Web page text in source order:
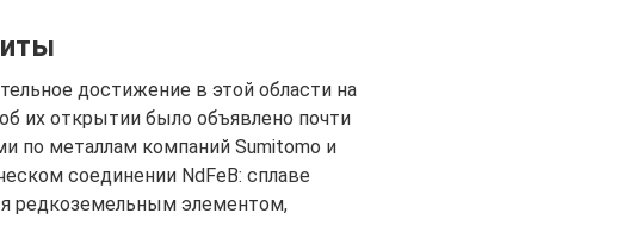
достижение в этой области на
их открытии было объявлено почти
по металлам компаний Sumitomo и
соединении NdFeB: сплаве
редкоземельным элементом,